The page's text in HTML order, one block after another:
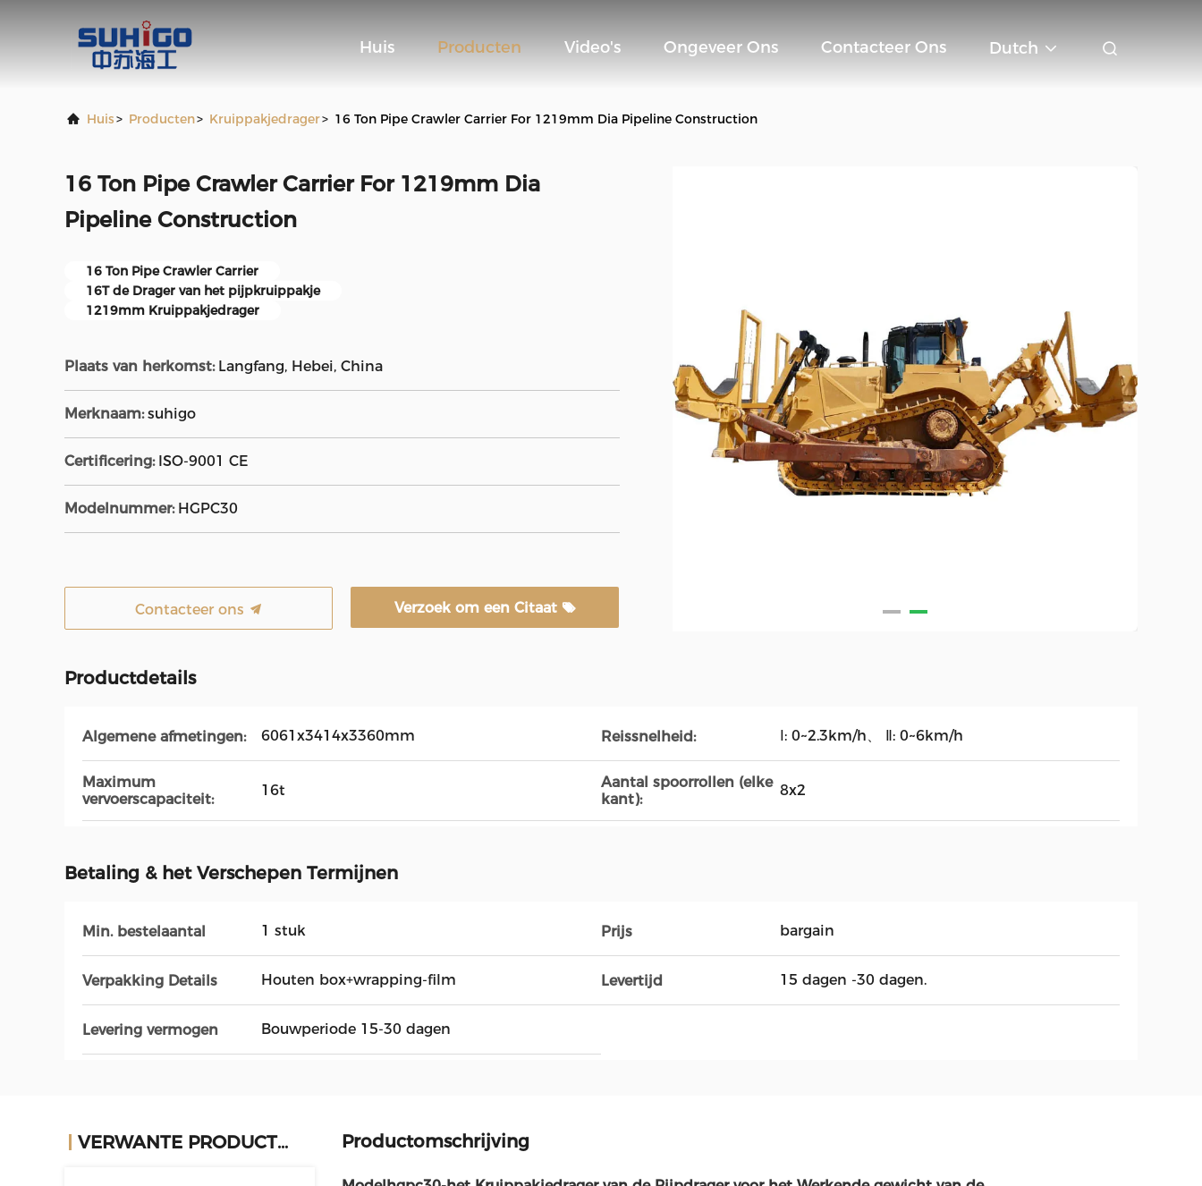
Huis Producten Video's Ongeveer Ons Contacteer Ons Dutch
Huis> Producten> Kruippakjedrager> 16 Ton Pipe Crawler Carrier For 1219mm Dia Pipeline Construction
16 Ton Pipe Crawler Carrier For 1219mm Dia
Pipeline Construction
16 Ton Pipe Crawler Carrier
16T de Drager van het pijpkruippakje
1219mm Kruippakjedrager
Plaats van herkomst: Langfang, Hebei, China
Merknaam: suhigo
Certificering: ISO-9001 CE
Modelnummer: HGPC30
Contacteer ons Verzoek om een Citaat
Productdetails
Algemene afmetingen: 6061x3414x3360mm Reissnelheid: Ⅰ: 0~2.3km/h、 Ⅱ: 0~6km/h
Maximum
vervoerscapaciteit:
16t
Aantal spoorrollen (elke
kant):
8x2
Betaling & het Verschepen Termijnen
Min. bestelaantal 1 stuk Prijs bargain
Verpakking Details Houten box+wrapping-film Levertijd 15 dagen -30 dagen.
Levering vermogen Bouwperiode 15-30 dagen
VERWANTE PRODUCTEN Productomschrijving